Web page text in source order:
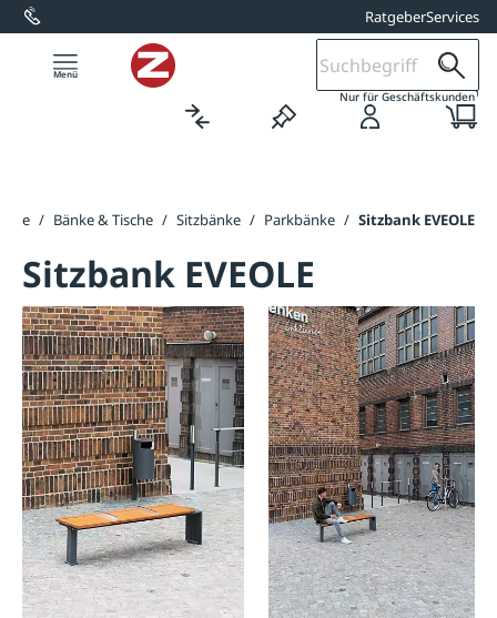
springen RatgeberServices
Nur für Geschäftskunden1
/ Bänke & Tische / Sitzbänke / Parkbänke / Sitzbank EVEOLE
Sitzbank EVEOLE